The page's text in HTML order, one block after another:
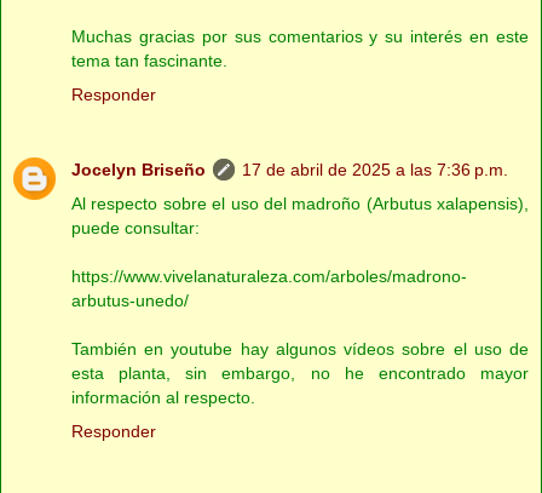
Muchas gracias por sus comentarios y su interés en este
tema tan fascinante.
Responder
Jocelyn Briseño
17 de abril de 2025 a las 7:36 p.m.
Al respecto sobre el uso del madroño (Arbutus xalapensis),
puede consultar:
https://www.vivelanaturaleza.com/arboles/madrono-
arbutus-unedo/
También en youtube hay algunos vídeos sobre el uso de
esta planta, sin embargo, no he encontrado mayor
información al respecto.
Responder